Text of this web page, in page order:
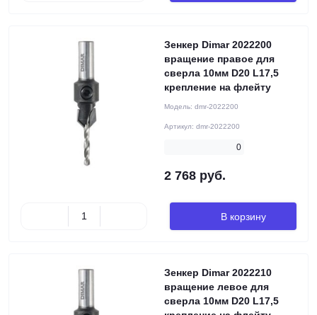
Зенкер Dimar 2022200
вращение правое для
сверла 10мм D20 L17,5
крепление на флейту
Модель: dmr-2022200
Артикул: dmr-2022200
0
2 768 руб.
В корзину
Зенкер Dimar 2022210
вращение левое для
сверла 10мм D20 L17,5